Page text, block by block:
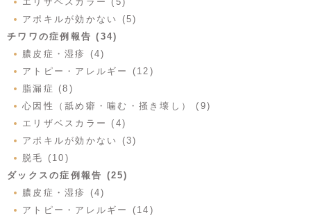
アポキルが効かない (5)
チワワの症例報告 (34)
膿皮症・湿疹 (4)
アトピー・アレルギー (12)
脂漏症 (8)
心因性（舐め癖・噛む・掻き壊し） (9)
エリザベスカラー (4)
アポキルが効かない (3)
脱毛 (10)
ダックスの症例報告 (25)
膿皮症・湿疹 (4)
アトピー・アレルギー (14)